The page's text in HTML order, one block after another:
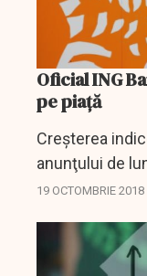
Oficial ING
pe piață
Creşterea
anunţului de
României
va mai...
19 OCTOMBRIE 2018